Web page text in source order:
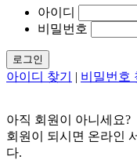
아이디
비밀번호
로그인
아이디 찾기 | 비밀번호
아직 회원이 아니세요?
회원이 되시면 온라인
다.